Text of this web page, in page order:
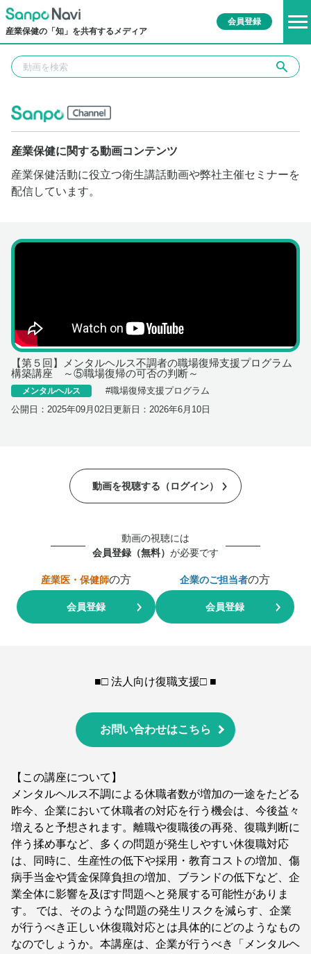
産業保健の「知」を共有するメディア
会員登録
産業保健に関する動画コンテンツ
産業保健活動に役立つ衛生講話動画や弊社主催セミナーを
配信しています。
【第５回】メンタルヘルス不調者の職場復帰支援プログラム
構築講座 ～⑤職場復帰の可否の判断～
メンタルヘルス #職場復帰支援プログラム
公開日： 2025年09月02日 更新日： 2026年6月10日
動画を視聴する（ログイン）
動画の視聴には
会員登録（無料） が必要です
産業医・保健師の方
会員登録
企業のご担当者の方
会員登録
■□ 法人向け復職支援□ ■
お問い合わせはこちら
【この講座について】
メンタルヘルス不調による休職者数が増加の一途をたどる
昨今、企業において休職者の対応を行う機会は、今後益々
増えると予想されます。離職や復職後の再発、復職判断に
伴う揉め事など、多くの問題が発生しやすい休復職対応
は、同時に、生産性の低下や採用・教育コストの増加、傷
病手当金や賃金保障負担の増加、ブランドの低下など、企
業全体に影響を及ぼす問題へと発展する可能性がありま
す。 では、そのような問題の発生リスクを減らす、企業
が行うべき正しい休復職対応とは具体的にどのようなもの
なのでしょうか。本講座は、企業が行うべき「メンタルヘ